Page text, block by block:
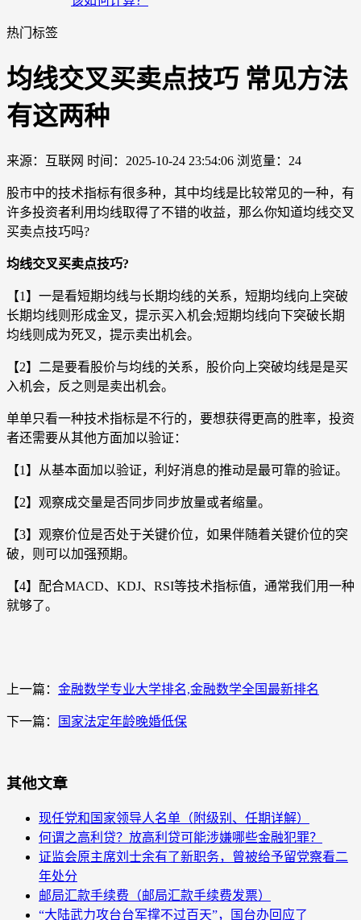
热门标签
均线交叉买卖点技巧 常见方法
有这两种
来源：互联网 时间：2025-10-24 23:54:06 浏览量：24
股市中的技术指标有很多种，其中均线是比较常见的一种，有
许多投资者利用均线取得了不错的收益，那么你知道均线交叉
买卖点技巧吗?
均线交叉买卖点技巧?
【1】一是看短期均线与长期均线的关系，短期均线向上突破
长期均线则形成金叉，提示买入机会;短期均线向下突破长期
均线则成为死叉，提示卖出机会。
【2】二是要看股价与均线的关系，股价向上突破均线是是买
入机会，反之则是卖出机会。
单单只看一种技术指标是不行的，要想获得更高的胜率，投资
者还需要从其他方面加以验证：
【1】从基本面加以验证，利好消息的推动是最可靠的验证。
【2】观察成交量是否同步同步放量或者缩量。
【3】观察价位是否处于关键价位，如果伴随着关键价位的突
破，则可以加强预期。
【4】配合MACD、KDJ、RSI等技术指标值，通常我们用一种
就够了。
上一篇： 金融数学专业大学排名,金融数学全国最新排名
下一篇： 国家法定年龄晚婚低保
其他文章
现任党和国家领导人名单（附级别、任期详解）
何谓之高利贷？放高利贷可能涉嫌哪些金融犯罪？
证监会原主席刘士余有了新职务，曾被给予留党察看二
年处分
邮局汇款手续费（邮局汇款手续费发票）
“大陆武力攻台台军撑不过百天”，国台办回应了